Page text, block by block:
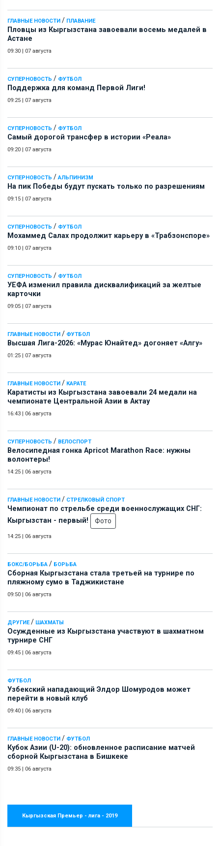
ГЛАВНЫЕ НОВОСТИ / ПЛАВАНИЕ
Пловцы из Кыргызстана завоевали восемь медалей в
Астане
09:30 | 07 августа
СУПЕРНОВОСТЬ / ФУТБОЛ
Поддержка для команд Первой Лиги!
09:25 | 07 августа
СУПЕРНОВОСТЬ / ФУТБОЛ
Самый дорогой трансфер в истории «Реала»
09:20 | 07 августа
СУПЕРНОВОСТЬ / АЛЬПИНИЗМ
На пик Победы будут пускать только по разрешениям
09:15 | 07 августа
СУПЕРНОВОСТЬ / ФУТБОЛ
Мохаммед Салах продолжит карьеру в «Трабзонспоре»
09:10 | 07 августа
СУПЕРНОВОСТЬ / ФУТБОЛ
УЕФА изменил правила дисквалификаций за желтые
карточки
09:05 | 07 августа
ГЛАВНЫЕ НОВОСТИ / ФУТБОЛ
Высшая Лига-2026: «Мурас Юнайтед» догоняет «Алгу»
01:25 | 07 августа
ГЛАВНЫЕ НОВОСТИ / КАРАТЕ
Каратисты из Кыргызстана завоевали 24 медали на
чемпионате Центральной Азии в Актау
16:43 | 06 августа
СУПЕРНОВОСТЬ / ВЕЛОСПОРТ
Велосипедная гонка Apricot Marathon Race: нужны
волонтеры!
14:25 | 06 августа
ГЛАВНЫЕ НОВОСТИ / СТРЕЛКОВЫЙ СПОРТ
Чемпионат по стрельбе среди военнослужащих СНГ:
Кыргызстан - первый!
Фото
14:25 | 06 августа
БОКС/БОРЬБА / БОРЬБА
Сборная Кыргызстана стала третьей на турнире по
пляжному сумо в Таджикистане
09:50 | 06 августа
ДРУГИЕ/ ШАХМАТЫ
Осужденные из Кыргызстана участвуют в шахматном
турнире СНГ
09:45 | 06 августа
ФУТБОЛ
Узбекский нападающий Элдор Шомуродов может
перейти в новый клуб
09:40 | 06 августа
ГЛАВНЫЕ НОВОСТИ / ФУТБОЛ
Кубок Азии (U-20): обновленное расписание матчей
сборной Кыргызстана в Бишкеке
09:35 | 06 августа
Кыргызская Премьер - лига - 2019